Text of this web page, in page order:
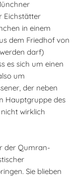
Eichstätter
in einem
dem Friedhof von
darf)
es sich um einen
um
der neben
Hauptgruppe des
wirklich
der Qumran-
Sie blieben